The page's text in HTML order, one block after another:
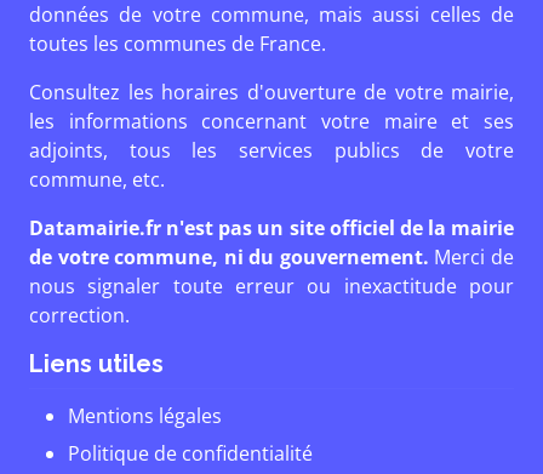
données de votre commune, mais aussi celles de
toutes les communes de France.
Consultez les horaires d'ouverture de votre mairie,
les informations concernant votre maire et ses
adjoints, tous les services publics de votre
commune, etc.
Datamairie.fr n'est pas un site officiel de la mairie
de votre commune, ni du gouvernement. Merci de
nous signaler toute erreur ou inexactitude pour
correction.
Liens utiles
Mentions légales
Politique de confidentialité